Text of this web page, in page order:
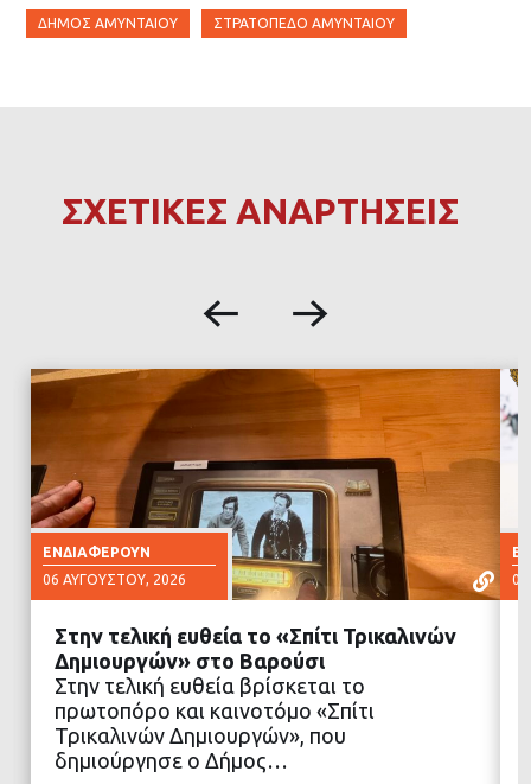
ΔΉΜΟΣ ΑΜΥΝΤΑΊΟΥ ΣΤΡΑΤΌΠΕΔΟ ΑΜΥΝΤΑΊΟΥ
ΣΧΕΤΙΚΕΣ ΑΝΑΡΤΗΣΕΙΣ
ΕΝΔΙΑΦΈΡΟΥΝ
06 ΑΥΓΟΎΣΤΟΥ, 2026
ΔΙΑΒΑΣΤΕ ΠΕΡΙΣΣΟΤΕΡΑ
Στην τελική ευθεία το «Σπίτι Τρικαλινών
Δημιουργών» στο Βαρούσι
Στην τελική ευθεία βρίσκεται το
πρωτοπόρο και καινοτόμο «Σπίτι
Τρικαλινών Δημιουργών», που
δημιούργησε ο Δήμος…